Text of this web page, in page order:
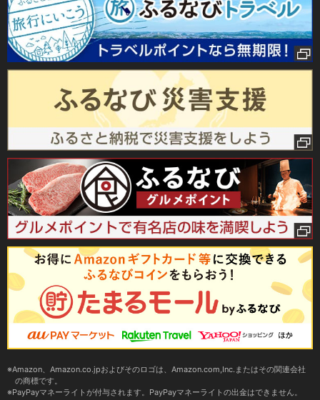
Amazon、Amazon.co.jpおよびそのロゴは、Amazon.com,Inc.またはその関連会社
の商標です。
PayPayマネーライトが付与されます。PayPayマネーライトの出金はできません。